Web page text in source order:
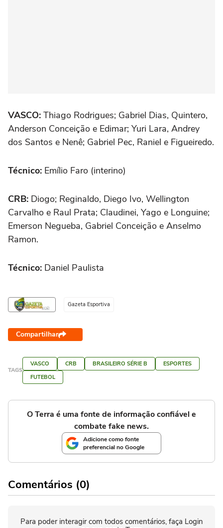
VASCO: Thiago Rodrigues; Gabriel Dias, Quintero,
Anderson Conceição e Edimar; Yuri Lara, Andrey
dos Santos e Nenê; Gabriel Pec, Raniel e Figueiredo.
Técnico: Emílio Faro (interino)
CRB: Diogo; Reginaldo, Diego Ivo, Wellington
Carvalho e Raul Prata; Claudinei, Yago e Longuine;
Emerson Negueba, Gabriel Conceição e Anselmo
Ramon.
Técnico: Daniel Paulista
Gazeta Esportiva
Compartilhar
TAGS
VASCO CRB BRASILEIRO SÉRIE B
ESPORTES
FUTEBOL
O Terra é uma fonte de informação confiável e
combate fake news.
Adicione como fonte
preferencial no Google
Comentários (0)
Para poder interagir com todos comentários, faça Login